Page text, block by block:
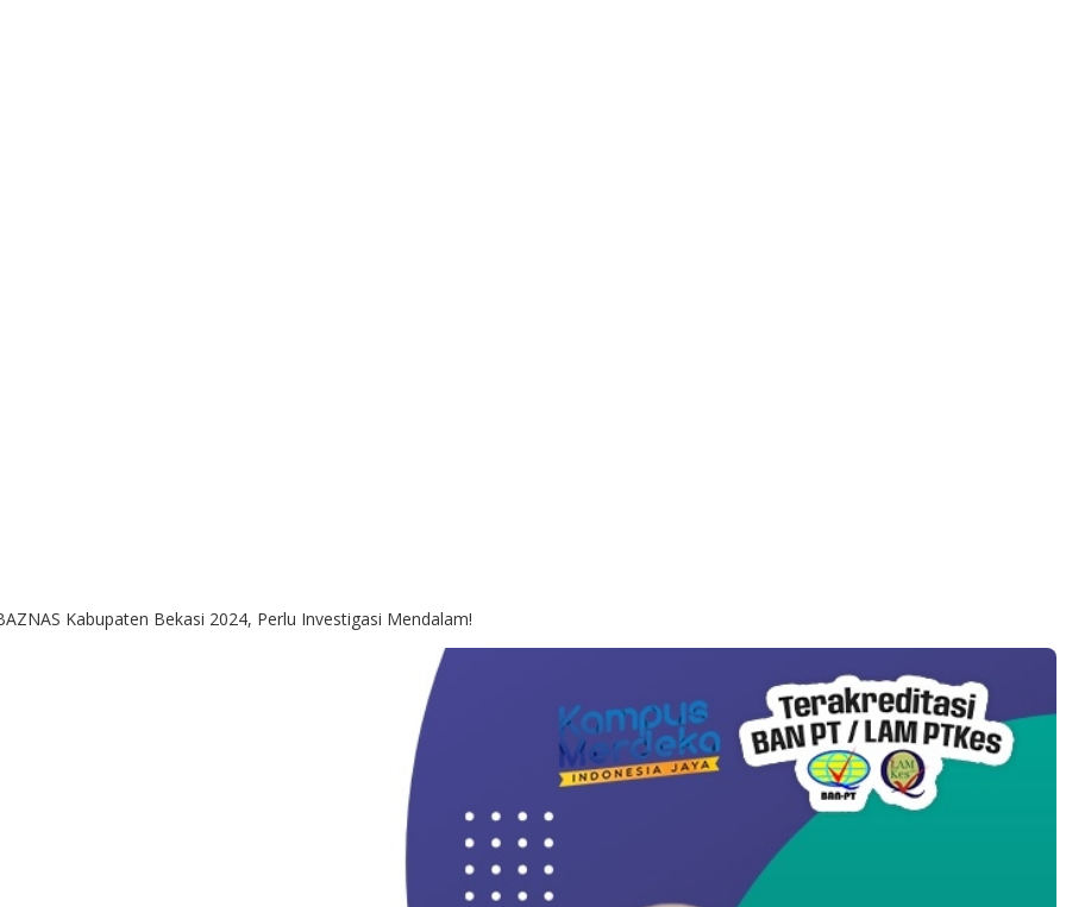
Kabupaten Bekasi 2024, Perlu Investigasi Mendalam!